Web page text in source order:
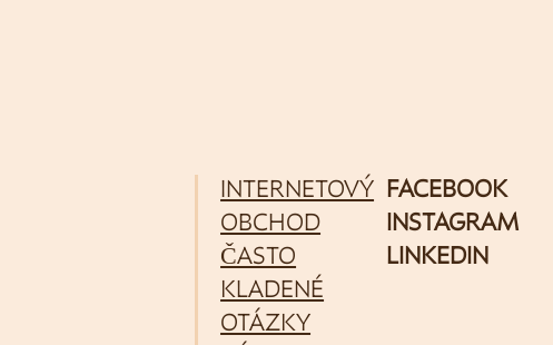
INTERNETOVÝ
OBCHOD
ČASTO
KLADENÉ
OTÁZKY
FACEBOOK
INSTAGRAM
LINKEDIN